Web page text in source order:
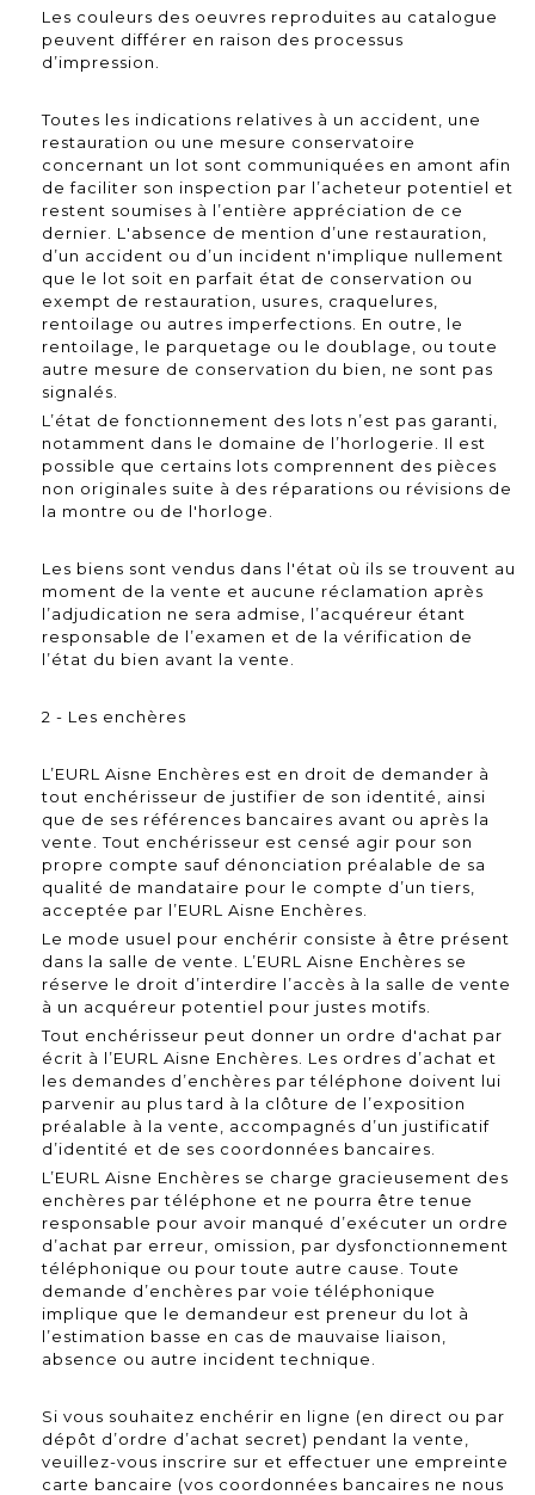
Les couleurs des oeuvres reproduites au catalogue
peuvent différer en raison des processus
d’impression.
Toutes les indications relatives à un accident, une
restauration ou une mesure conservatoire
concernant un lot sont communiquées en amont afin
de faciliter son inspection par l’acheteur potentiel et
restent soumises à l’entière appréciation de ce
dernier. L'absence de mention d’une restauration,
d’un accident ou d’un incident n'implique nullement
que le lot soit en parfait état de conservation ou
exempt de restauration, usures, craquelures,
rentoilage ou autres imperfections. En outre, le
rentoilage, le parquetage ou le doublage, ou toute
autre mesure de conservation du bien, ne sont pas
signalés.
L’état de fonctionnement des lots n’est pas garanti,
notamment dans le domaine de l’horlogerie. Il est
possible que certains lots comprennent des pièces
non originales suite à des réparations ou révisions de
la montre ou de l'horloge.
Les biens sont vendus dans l'état où ils se trouvent au
moment de la vente et aucune réclamation après
l’adjudication ne sera admise, l’acquéreur étant
responsable de l’examen et de la vérification de
l’état du bien avant la vente.
2 - Les enchères
L’EURL Aisne Enchères est en droit de demander à
tout enchérisseur de justifier de son identité, ainsi
que de ses références bancaires avant ou après la
vente. Tout enchérisseur est censé agir pour son
propre compte sauf dénonciation préalable de sa
qualité de mandataire pour le compte d’un tiers,
acceptée par l’EURL Aisne Enchères.
Le mode usuel pour enchérir consiste à être présent
dans la salle de vente. L’EURL Aisne Enchères se
réserve le droit d’interdire l’accès à la salle de vente
à un acquéreur potentiel pour justes motifs.
Tout enchérisseur peut donner un ordre d'achat par
écrit à l’EURL Aisne Enchères. Les ordres d’achat et
les demandes d’enchères par téléphone doivent lui
parvenir au plus tard à la clôture de l’exposition
préalable à la vente, accompagnés d’un justificatif
d’identité et de ses coordonnées bancaires.
L’EURL Aisne Enchères se charge gracieusement des
enchères par téléphone et ne pourra être tenue
responsable pour avoir manqué d’exécuter un ordre
d’achat par erreur, omission, par dysfonctionnement
téléphonique ou pour toute autre cause. Toute
demande d’enchères par voie téléphonique
implique que le demandeur est preneur du lot à
l’estimation basse en cas de mauvaise liaison,
absence ou autre incident technique.
Si vous souhaitez enchérir en ligne (en direct ou par
dépôt d’ordre d’achat secret) pendant la vente,
veuillez-vous inscrire sur et effectuer une empreinte
carte bancaire (vos coordonnées bancaires ne nous